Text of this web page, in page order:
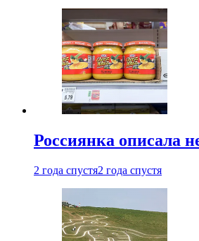
Россиянка описала
2 года спустя2 года спустя